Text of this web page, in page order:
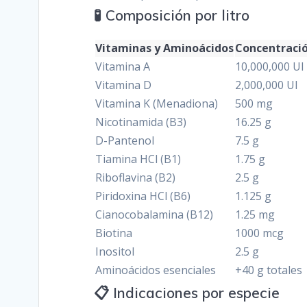
🧪 Composición por litro
Vitaminas y Aminoácidos
Vitamina A
10,000,000 UI
Vitamina D
2,000,000 UI
Vitamina K (Menadiona)
500 mg
Nicotinamida (B3)
16.25 g
D-Pantenol
7.5 g
Tiamina HCl (B1)
1.75 g
Riboflavina (B2)
2.5 g
Piridoxina HCl (B6)
1.125 g
Cianocobalamina (B12)
1.25 mg
Biotina
1000 mcg
Inositol
2.5 g
Aminoácidos esenciales
+40 g totales
📋 Indicaciones por especie